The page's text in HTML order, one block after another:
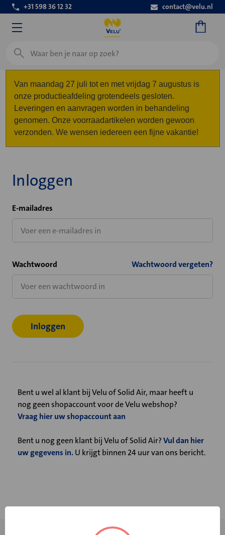
+31 598 36 12 32 contact@velu.nl
Zoeken
Van maandag 27 juli tot en met vrijdag 7 augustus is
onze productieafdeling grotendeels gesloten.
Leveringen en aanvragen worden in behandeling
genomen. Onze voorraadartikelen worden gewoon
verzonden. We wensen iedereen een fijne vakantie!
Inloggen
E-mailadres
Wachtwoord Wachtwoord vergeten?
Bent u wel al klant bij Velu of Solid Air, maar heeft u
nog geen shopaccount voor de Velu webshop?
Vraag hier uw shopaccount aan
Bent u nog geen klant bij Velu of Solid Air?Vul dan hier
uw gegevens in.U krijgt binnen 24 uur van ons bericht.